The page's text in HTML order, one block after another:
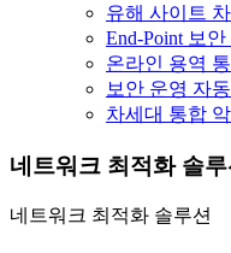
유해 사이트
End-Point 보안
온라인 용역
보안 운영 자
차세대 통합
네트워크 최적화 솔루
네트워크 최적화 솔루션